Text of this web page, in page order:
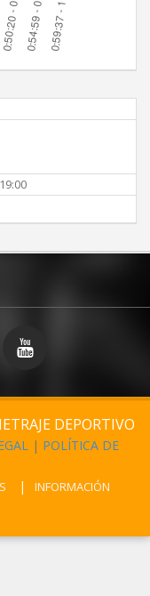
19:00
DEPORTIVO
| POLÍTICA DE
INFORMACIÓN